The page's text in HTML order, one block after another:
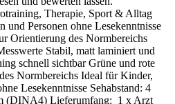
Therapie, Sport & Alltag
und Personen ohne Lesekenntnisse
Orientierung des Normbereichs
Stabil, matt laminiert und
schnell sichtbar Grüne und rote
Normbereichs Ideal für Kinder,
Lesekenntnisse Sehabstand: 4
(DINA4) Lieferumfang: 1 x Arzt